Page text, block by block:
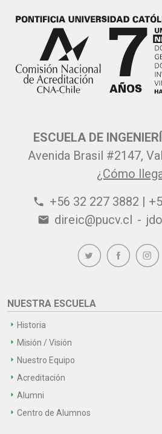
ESCUELA DE
Avenida Brasil #2147,
¿Cómo
phone +56 32 227 3882 |
email direic@pucv.cl -
NUESTRA ESCUELA
Historia
Misión / Visión
Nuestro Equipo
Acreditación
Alumni
Centro de Alumnos